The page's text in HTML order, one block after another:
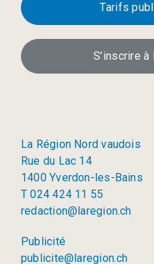
Tarifs
S’inscrire
La Région Nord vaudois
Rue du Lac 14
1400 Yverdon-les-Bains
T 024 424 11 55
redaction@laregion.ch
Publicité
publicite@laregion.ch